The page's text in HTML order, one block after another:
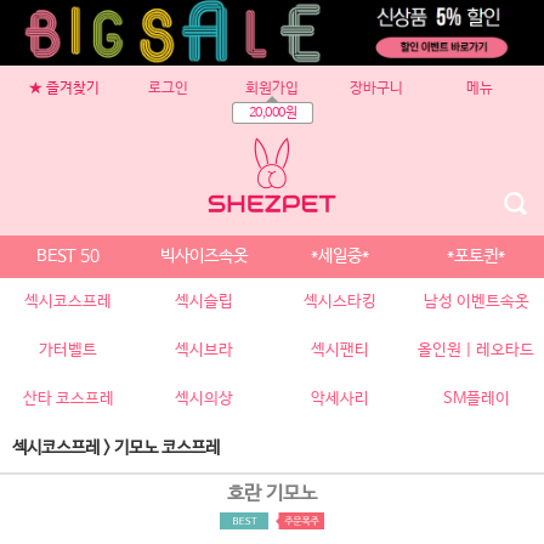
★ 즐겨찾기 로그인 회원가입
20,000원
장바구니 메뉴
BEST 50 빅사이즈속옷 *세일중* *포토퀸*
섹시코스프레 섹시슬립 섹시스타킹 남성 이벤트속옷
가터벨트 섹시브라 섹시팬티 올인원 | 레오타드
산타 코스프레 섹시의상 악세사리 SM플레이
섹시코스프레 >기모노 코스프레
호란 기모노